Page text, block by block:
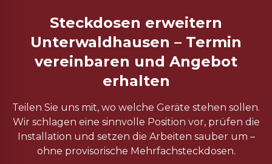
Steckdosen erweitern
Unterwaldhausen – Termin
vereinbaren und Angebot
erhalten
Teilen Sie uns mit, wo welche Geräte stehen sollen.
Wir schlagen eine sinnvolle Position vor, prüfen die
Installation und setzen die Arbeiten sauber um –
ohne provisorische Mehrfachsteckdosen.